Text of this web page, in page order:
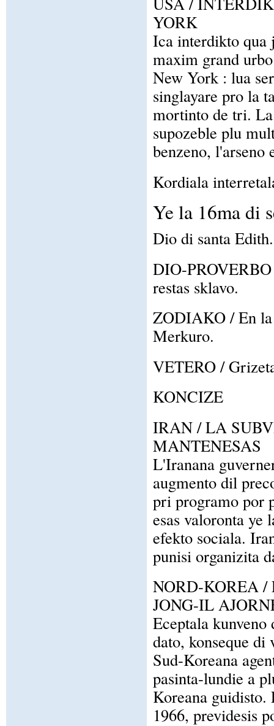
YORK
Ica interdikto qua
maxim grand
New York : lua
singlayare pro la
mortinto de tri.
supozeble plu
benzeno,
Kordiala
Ye la 16ma di
Dio di santa Edith.
DIO-PROVERBO
restas sklavo.
ZODIAKO / En la
Merkuro.
VETERO /
KONCIZE
IRAN / LA
MANTENESAS
L'Iranana
augmento dil
pri programo por
esas valoronta ye
efekto sociala.
punisi organizita
NORD-KOREA
JONG-IL
Eceptala
dato, konseque
Sud-Koreana
pasinta-lundie a
Koreana guidisto.
1966, previdesis